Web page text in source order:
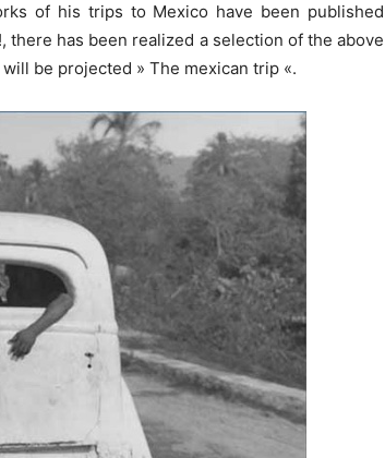
of his trips to Mexico have been published
there has been realized a selection of the above
be projected » The mexican trip «.